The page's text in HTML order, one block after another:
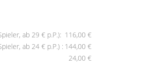
ab 29 € p.P.): 116,00 €
ab 24 € p.P.) : 144,00 €
24,00 €